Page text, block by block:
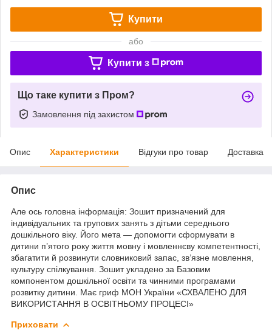
Купити
або
Купити з
Що таке купити з Пром?
Замовлення під захистом
Опис Характеристики Відгуки про товар Доставка
Опис
Але ось головна інформація: Зошит призначений для
індивідуальних та групових занять з дітьми середнього
дошкільного віку. Його мета — допомогти сформувати в
дитини п’ятого року життя мовну і мовленнєву компетентності,
збагатити й розвинути словниковий запас, зв’язне мовлення,
культуру спілкування. Зошит укладено за Базовим
компонентом дошкільної освіти та чинними програмами
розвитку дитини. Має гриф МОН України «СХВАЛЕНО ДЛЯ
ВИКОРИСТАННЯ В ОСВІТНЬОМУ ПРОЦЕСІ»
Приховати